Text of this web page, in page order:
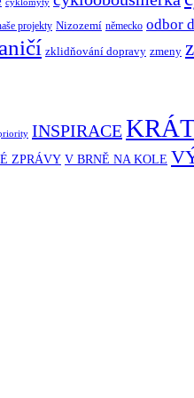
cyklomýty
projekty Nizozemí německo odbor
zklidňování dopravy zmeny
INSPIRACE
ZPRÁVY V BRNĚ NA KOLE